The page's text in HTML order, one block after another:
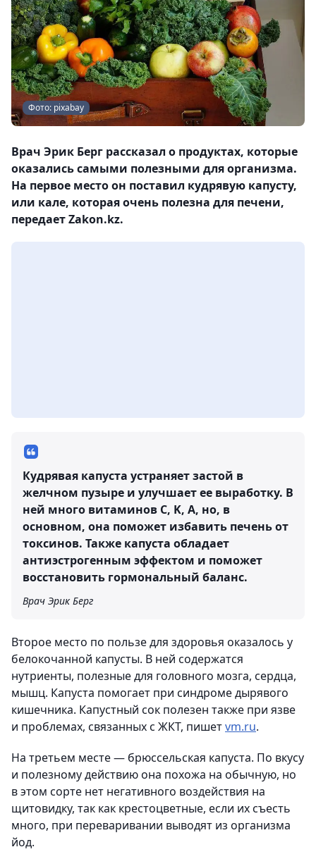
Фото: pixabay
Врач Эрик Берг рассказал о продуктах, которые
оказались самыми полезными для организма.
На первое место он поставил кудрявую капусту,
или кале, которая очень полезна для печени,
передает Zakon.kz.
Кудрявая капуста устраняет застой в
желчном пузыре и улучшает ее выработку. В
ней много витаминов C, K, A, но, в
основном, она поможет избавить печень от
токсинов. Также капуста обладает
антиэстрогенным эффектом и поможет
восстановить гормональный баланс.
Врач Эрик Берг
Второе место по пользе для здоровья оказалось у
белокочанной капусты. В ней содержатся
нутриенты, полезные для головного мозга, сердца,
мышц. Капуста помогает при синдроме дырявого
кишечника. Капустный сок полезен также при язве
и проблемах, связанных с ЖКТ, пишетvm.ru.
На третьем месте — брюссельская капуста. По вкусу
и полезному действию она похожа на обычную, но
в этом сорте нет негативного воздействия на
щитовидку, так как крестоцветные, если их съесть
много, при переваривании выводят из организма
йод.